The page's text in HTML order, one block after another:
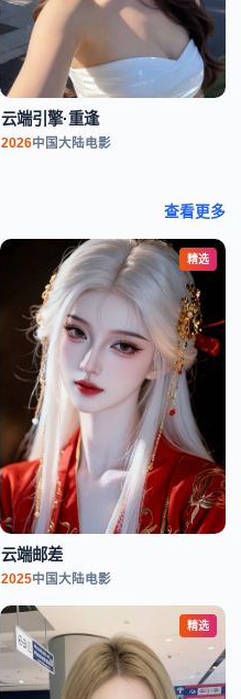
云端引擎·重逢
2026中国大陆电影
查看更多
精选
云端邮差
2025中国大陆电影
精选